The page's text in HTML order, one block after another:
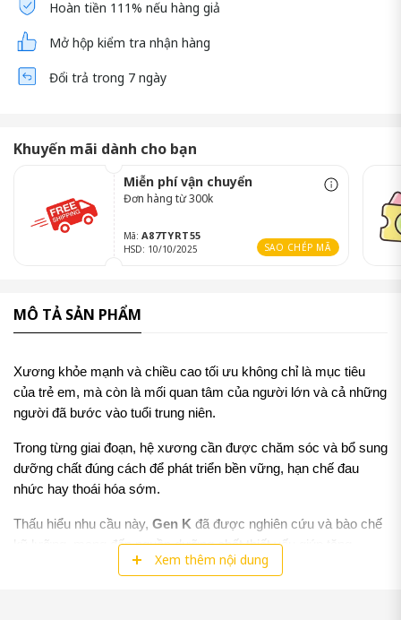
Hoàn tiền 111% nếu hàng giả
Mở hộp kiểm tra nhận hàng
Đổi trả trong 7 ngày
Khuyến mãi dành cho bạn
Miễn phí vận chuyển
Đơn hàng từ 300k
Mã: A87TYRT55
HSD: 10/10/2025 SAO CHÉP MÃ
MÔ TẢ SẢN PHẨM
Xương khỏe mạnh và chiều cao tối ưu không chỉ là mục tiêu
của trẻ em, mà còn là mối quan tâm của người lớn và cả những
người đã bước vào tuổi trung niên.
Trong từng giai đoạn, hệ xương cần được chăm sóc và bổ sung
dưỡng chất đúng cách để phát triển bền vững, hạn chế đau
nhức hay thoái hóa sớm.
Thấu hiểu nhu cầu này, Gen K đã được nghiên cứu và bào chế
kỹ lưỡng, mang đến nguồn dưỡng chất thiết yếu giúp tăng
cường chắc khỏe hệ xương và hỗ trợ chiều cao tối đa cho lứa
Xem thêm nội dung